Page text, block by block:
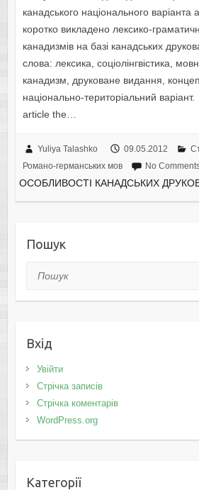
канадського національного варіанта
коротко викладено лексико-
канадизмів на базі канадських
слова: лексика, соціолінгвістика,
канадизм, друковане видання,
національно-територіальний
article the…
Yuliya Talashko 09.05.2012
Романо-германських мов
No
ОСОБЛИВОСТІ КАНАДСЬКИХ
Пошук
Пошук
Вхід
Увійти
Стрічка записів
Стрічка коментарів
WordPress.org
Категорії